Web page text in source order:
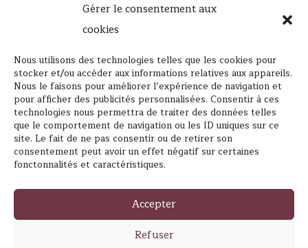
Gérer le consentement aux
cookies
Nous utilisons des technologies telles que les cookies pour
stocker et/ou accéder aux informations relatives aux appareils.
Nous le faisons pour améliorer l’expérience de navigation et
pour afficher des publicités personnalisées. Consentir à ces
technologies nous permettra de traiter des données telles
que le comportement de navigation ou les ID uniques sur ce
site. Le fait de ne pas consentir ou de retirer son
consentement peut avoir un effet négatif sur certaines
fonctonnalités et caractéristiques.
Accepter
Refuser
Suivez L’Eveil Cosmique